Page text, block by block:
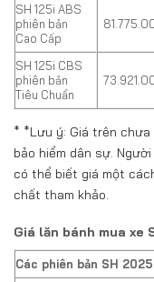
SH 125i ABS
phiên bản
Cao Cấp
SH 125i CBS
phiên bản
Tiêu Chuẩn
* *Lưu ý: Giá trên
bảo hiểm dân sự.
có thể biết giá một
chất tham khảo.
Giá lăn bánh mua xe
Các phiên bản SH 2025